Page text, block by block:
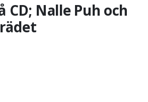
CD; Nalle Puh och